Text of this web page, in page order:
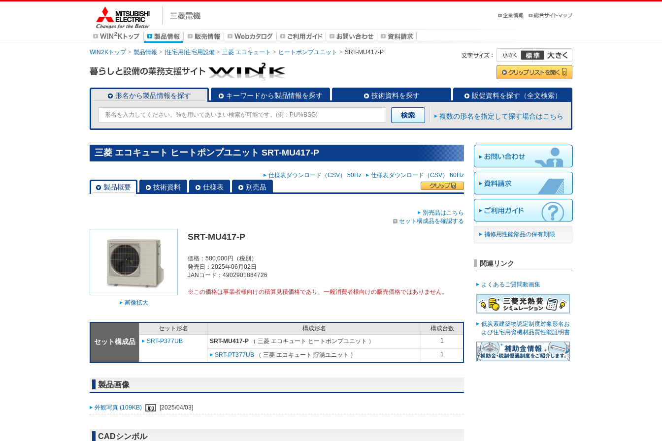
WIN2Kトップ 製品情報 [住宅用]住宅用設備 三菱 エコキュート ヒートポンプユニット SRT-MU417-P
形名から製品情報を探す キーワードから製品情報を探す 技術資料を探す 販促資料を探す（全文検索）
複数の形名を指定して探す場合はこちら
三菱 エコキュート ヒートポンプユニット SRT-MU417-P
仕様表ダウンロード（CSV） 50Hz 仕様表ダウンロード（CSV） 60Hz
製品概要 技術資料 仕様表 別売品
別売品はこちら
セット構成品を確認する
画像拡大
SRT-MU417-P
価格：580,000円（税別）
発売日：2025年06月02日
JANコード：4902901884726
※この価格は事業者様向けの積算見積価格であり、一般消費者様向けの販売価格ではありません。
セット構成品
セット形名 構成形名
構成台数
SRT-P377UB
SRT-MU417-P （ 三菱 エコキュート ヒートポンプユニット ） 1
SRT-PT377UB （ 三菱 エコキュート 貯湯ユニット ） 1
製品画像
外観写真 (109KB) [2025/04/03]
CADシンボル
補修用性能部品の保有期限
関連リンク
よくあるご質問動画集
低炭素建築物認定制度対象形名お
よび住宅用資機材品質性能証明書